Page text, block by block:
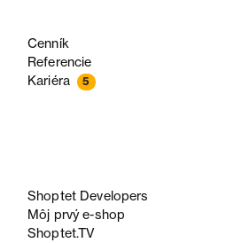
Cenník
Referencie
Kariéra 5
Shoptet Developers
Môj prvý e-shop
Shoptet.TV